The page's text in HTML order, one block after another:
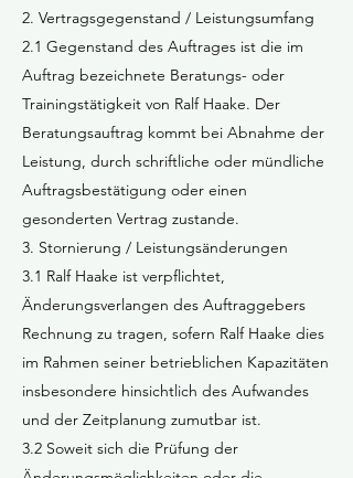
2. Vertragsgegenstand / Leistungsumfang
2.1 Gegenstand des Auftrages ist die im
Auftrag bezeichnete Beratungs- oder
Trainingstätigkeit von Ralf Haake. Der
Beratungsauftrag kommt bei Abnahme der
Leistung, durch schriftliche oder mündliche
Auftragsbestätigung oder einen
gesonderten Vertrag zustande.
3. Stornierung / Leistungsänderungen
3.1 Ralf Haake ist verpflichtet,
Änderungsverlangen des Auftraggebers
Rechnung zu tragen, sofern Ralf Haake dies
im Rahmen seiner betrieblichen Kapazitäten
insbesondere hinsichtlich des Aufwandes
und der Zeitplanung zumutbar ist.
3.2 Soweit sich die Prüfung der